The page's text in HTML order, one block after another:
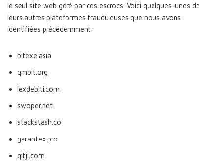
le seul site web géré par ces escrocs. Voici quelques-unes de
leurs autres plateformes frauduleuses que nous avons
identifiées précédemment:
bitexe.asia
qmbit.org
lexdebiti.com
swoper.net
stackstash.co
garantex.pro
qitji.com